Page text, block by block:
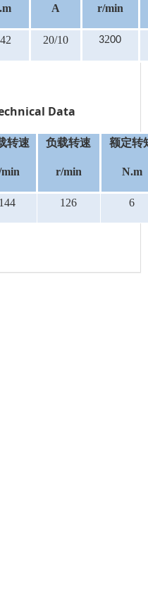
A r/min
20/10 3200
Data
转速 负载转速
r/min
额定转
N.m
144 126 6